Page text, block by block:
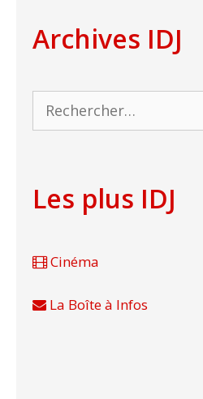
Archives IDJ
Rechercher :
Les plus IDJ
Cinéma
La Boîte à Infos